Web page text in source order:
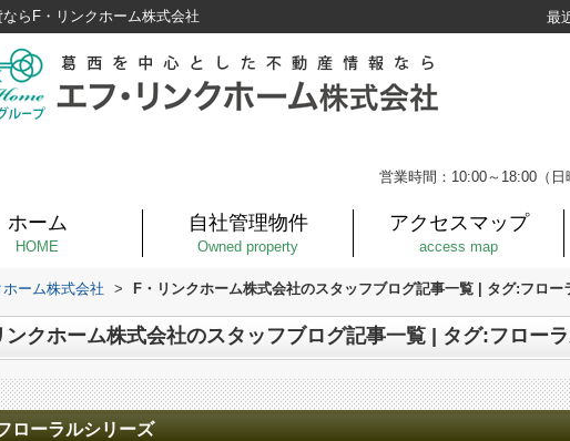
らF・リンクホーム株式会社 最
営業時間：10:00～18:00（日
ホーム
HOME
自社管理物件
Owned property
アクセスマップ
access map
ホーム株式会社 > F・リンクホーム株式会社のスタッフブログ記事一覧 | タグ:フロー
ンクホーム株式会社のスタッフブログ記事一覧 | タグ:フロー
ローラルシリーズ